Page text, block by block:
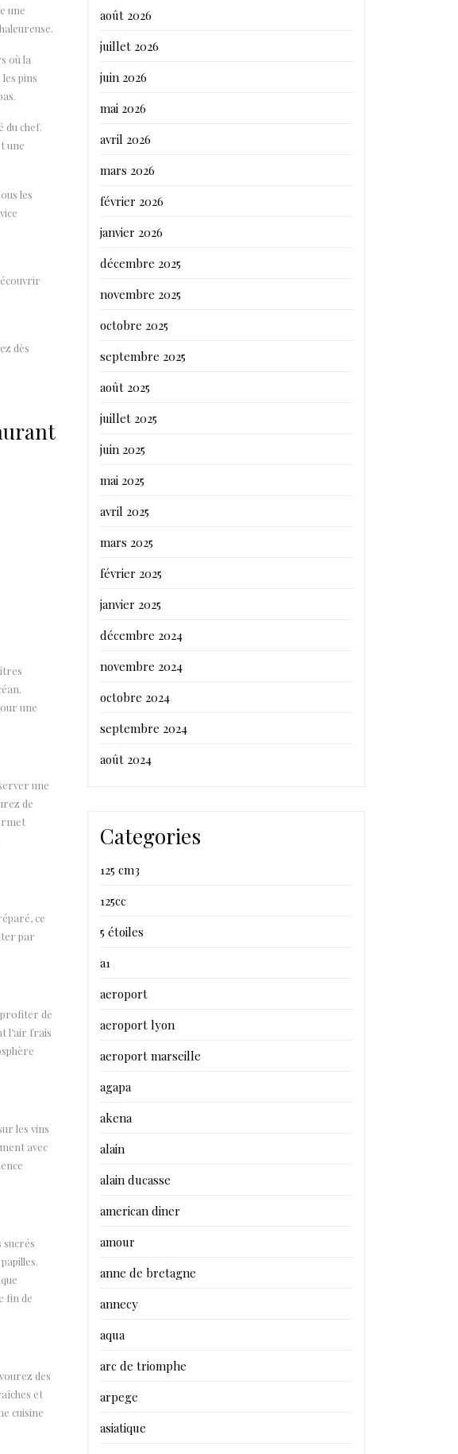
une
où la
pins
du chef.
une
les
dès
une
une
de
ce
par
profiter de
l’air frais
les vins
avec
sucrés
fin de
des
et
cuisine
août 2026
juillet 2026
juin 2026
mai 2026
avril 2026
mars 2026
février 2026
janvier 2026
décembre 2025
novembre 2025
octobre 2025
septembre 2025
août 2025
juillet 2025
juin 2025
mai 2025
avril 2025
mars 2025
février 2025
janvier 2025
décembre 2024
novembre 2024
octobre 2024
septembre 2024
août 2024
Categories
125 cm3
125cc
5 étoiles
a1
aeroport
aeroport lyon
aeroport marseille
agapa
akena
alain
alain ducasse
american diner
amour
anne de bretagne
annecy
aqua
arc de triomphe
arpege
asiatique